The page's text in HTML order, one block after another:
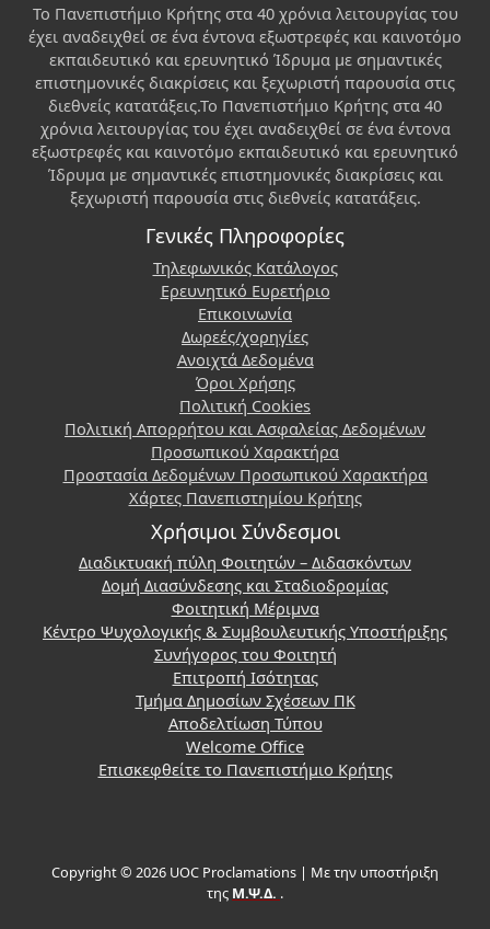
Το Πανεπιστήμιο Κρήτης στα 40 χρόνια λειτουργίας του
έχει αναδειχθεί σε ένα έντονα εξωστρεφές και καινοτόμο
εκπαιδευτικό και ερευνητικό Ίδρυμα με σημαντικές
επιστημονικές διακρίσεις και ξεχωριστή παρουσία στις
διεθνείς κατατάξεις.Το Πανεπιστήμιο Κρήτης στα 40
χρόνια λειτουργίας του έχει αναδειχθεί σε ένα έντονα
εξωστρεφές και καινοτόμο εκπαιδευτικό και ερευνητικό
Ίδρυμα με σημαντικές επιστημονικές διακρίσεις και
ξεχωριστή παρουσία στις διεθνείς κατατάξεις.
Γενικές Πληροφορίες
Τηλεφωνικός Κατάλογος
Ερευνητικό Ευρετήριο
Επικοινωνία
Δωρεές/χορηγίες
Ανοιχτά Δεδομένα
Όροι Χρήσης
Πολιτική Cookies
Πολιτική Απορρήτου και Ασφαλείας Δεδομένων
Προσωπικού Χαρακτήρα
Προστασία Δεδομένων Προσωπικού Χαρακτήρα
Χάρτες Πανεπιστημίου Κρήτης
Χρήσιμοι Σύνδεσμοι
Διαδικτυακή πύλη Φοιτητών – Διδασκόντων
Δομή Διασύνδεσης και Σταδιοδρομίας
Φοιτητική Μέριμνα
Κέντρο Ψυχολογικής & Συμβουλευτικής Υποστήριξης
Συνήγορος του Φοιτητή
Επιτροπή Ισότητας
Τμήμα Δημοσίων Σχέσεων ΠΚ
Αποδελτίωση Τύπου
Welcome Office
Επισκεφθείτε το Πανεπιστήμιο Κρήτης
Copyright © 2026 UOC Proclamations | Με την υποστήριξη
της Μ.Ψ.Δ. .